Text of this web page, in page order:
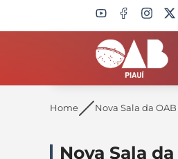
Search
Home Nova Sala da
Nova Sala